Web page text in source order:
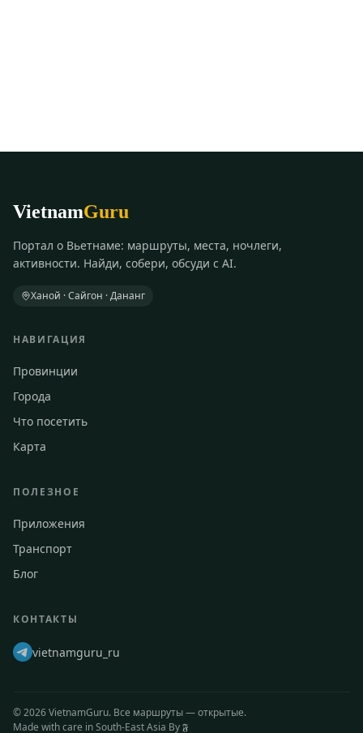
VietnamGuru
Портал о Вьетнаме: маршруты, места, ночлеги,
активности. Найди, собери, обсуди с AI.
Ханой · Сайгон · Дананг
НАВИГАЦИЯ
Провинции
Города
Что посетить
Карта
ПОЛЕЗНОЕ
Приложения
Транспорт
Блог
КОНТАКТЫ
vietnamguru_ru
©2026VietnamGuru. Все маршруты — открытые.
Made with care in South-East Asia By 𝕱